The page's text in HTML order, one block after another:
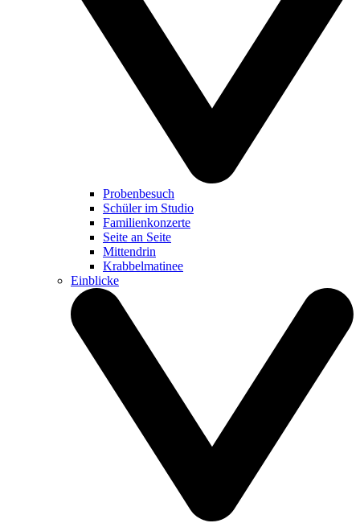
Probenbesuch
Schüler im Studio
Familienkonzerte
Seite an Seite
Mittendrin
Krabbelmatinee
Einblicke